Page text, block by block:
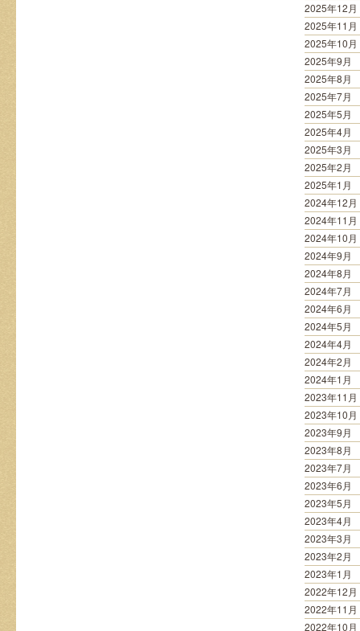
2025年12月
2025年11月
2025年10月
2025年9月
2025年8月
2025年7月
2025年5月
2025年4月
2025年3月
2025年2月
2025年1月
2024年12月
2024年11月
2024年10月
2024年9月
2024年8月
2024年7月
2024年6月
2024年5月
2024年4月
2024年2月
2024年1月
2023年11月
2023年10月
2023年9月
2023年8月
2023年7月
2023年6月
2023年5月
2023年4月
2023年3月
2023年2月
2023年1月
2022年12月
2022年11月
2022年10月